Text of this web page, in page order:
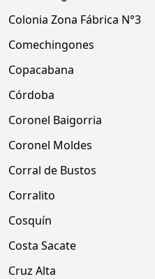
Colonia Zona Fábrica N°3
Comechingones
Copacabana
Córdoba
Coronel Baigorria
Coronel Moldes
Corral de Bustos
Corralito
Cosquín
Costa Sacate
Cruz Alta